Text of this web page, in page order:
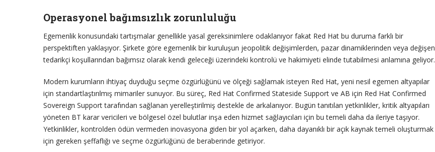
Operasyonel bağımsızlık zorunluluğu
Egemenlik konusundaki tartışmalar genellikle yasal gereksinimlere odaklanıyor fakat Red Hat bu duruma farklı bir
perspektiften yaklaşıyor. Şirkete göre egemenlik bir kuruluşun jeopolitik değişimlerden, pazar dinamiklerinden veya değişen
tedarikçi koşullarından bağımsız olarak kendi geleceği üzerindeki kontrolü ve hakimiyeti elinde tutabilmesi anlamına geliyor.
Modern kurumların ihtiyaç duyduğu seçme özgürlüğünü ve ölçeği sağlamak isteyen Red Hat, yeni nesil egemen altyapılar
için standartlaştırılmış mimariler sunuyor. Bu süreç, Red Hat Confirmed Stateside Support ve AB için Red Hat Confirmed
Sovereign Support tarafından sağlanan yerelleştirilmiş destekle de arkalanıyor. Bugün tanıtılan yetkinlikler, kritik altyapıları
yöneten BT karar vericileri ve bölgesel özel bulutlar inşa eden hizmet sağlayıcıları için bu temeli daha da ileriye taşıyor.
Yetkinlikler, kontrolden ödün vermeden inovasyona giden bir yol açarken, daha dayanıklı bir açık kaynak temeli oluşturmak
için gereken şeffaflığı ve seçme özgürlüğünü de beraberinde getiriyor.